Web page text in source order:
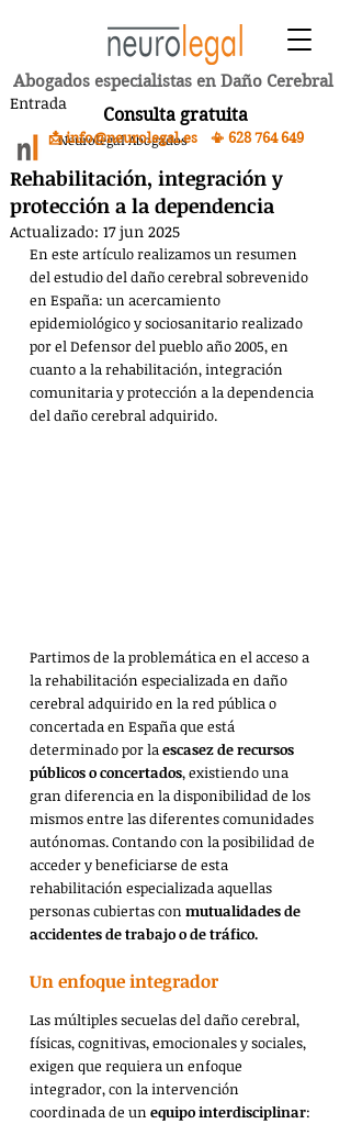
Abogados especialistas en Daño Cerebral
Consulta gratuita
📩 info@neurolegal.es 📳 628 764 649
Entrada
Rehabilitación, integración y
protección a la dependencia
Neurolegal Abogados
Actualizado: 17 jun 2025
En este artículo realizamos un resumen
del estudio del daño cerebral sobrevenido
en España: un acercamiento
epidemiológico y sociosanitario realizado
por el Defensor del pueblo año 2005, en
cuanto a la rehabilitación, integración
comunitaria y protección a la dependencia
del daño cerebral adquirido.
Partimos de la problemática en el acceso a
la rehabilitación especializada en daño
cerebral adquirido en la red pública o
concertada en España que está
determinado por la escasez de recursos
públicos o concertados, existiendo una
gran diferencia en la disponibilidad de los
mismos entre las diferentes comunidades
autónomas. Contando con la posibilidad de
acceder y beneficiarse de esta
rehabilitación especializada aquellas
personas cubiertas con mutualidades de
accidentes de trabajo o de tráfico.
Un enfoque integrador
Las múltiples secuelas del daño cerebral,
físicas, cognitivas, emocionales y sociales,
exigen que requiera un enfoque
integrador, con la intervención
coordinada de un equipo interdisciplinar: